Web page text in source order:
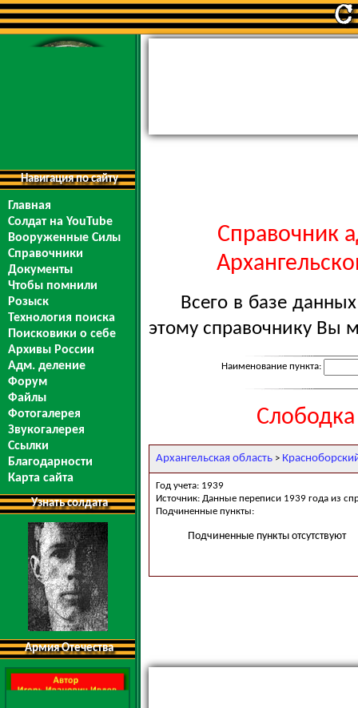
Навигация по сайту
Главная
Солдат на YouTube
Вооруженные Силы
Справочники
Документы
Чтобы помнили
Розыск
Технология поиска
Поисковики о себе
Архивы России
Адм. деление
Форум
Файлы
Фотогалерея
Звукогалерея
Ссылки
Благодарности
Карта сайта
Узнать солдата
Армия Отечества
Справочник
Всего в базе
этому справочнику Вы
Наименование пункта:
Архангельская область >
Год учета: 1939
Источник: Данные переписи 1939 года из
Подчиненные пункты:
Подчиненные пункты отсутствуют